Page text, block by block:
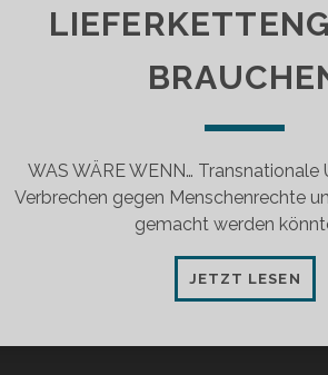
WAS WÄRE WENN…
Verbrechen gegen Menschenrechte
gemacht werden
JETZT LESEN